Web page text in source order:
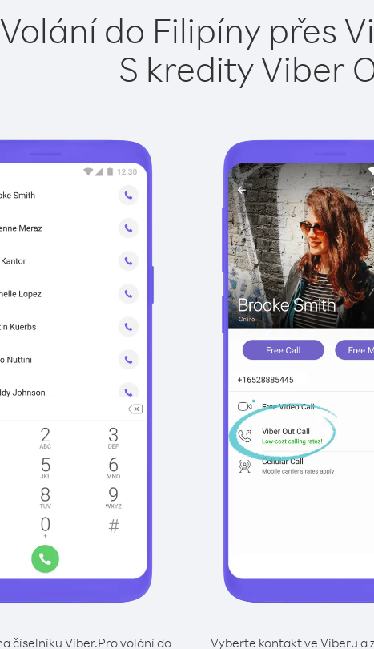
Volání do Filipíny přes
S kredity Viber
číselníku Viber.Pro volání do
Vyberte kontakt ve Viberu a